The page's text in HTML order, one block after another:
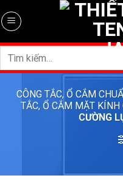
to
Tìm
CÔNG TẮC, Ổ CẮM
TẮC, Ổ CẮM MẶT KÍNH
CƯỜNG